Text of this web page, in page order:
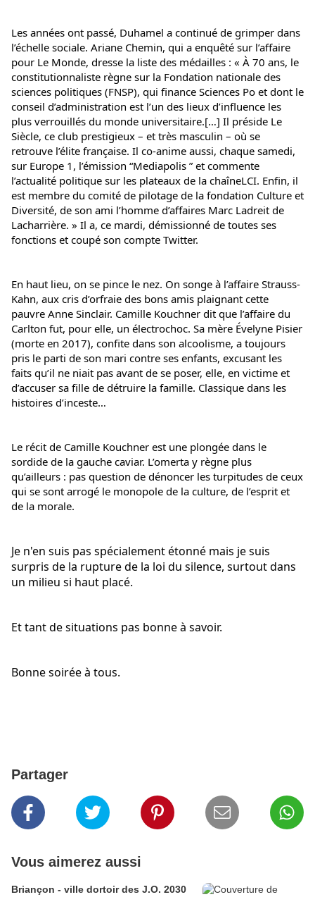
Les années ont passé, Duhamel a continué de grimper dans
l’échelle sociale. Ariane Chemin, qui a enquêté sur l’affaire
pour Le Monde, dresse la liste des médailles : « À 70 ans, le
constitutionnaliste règne sur la Fondation nationale des
sciences politiques (FNSP), qui finance Sciences Po et dont le
conseil d’administration est l’un des lieux d’influence les
plus verrouillés du monde universitaire.[…] Il préside Le
Siècle, ce club prestigieux – et très masculin – où se
retrouve l’élite française. Il co-anime aussi, chaque samedi,
sur Europe 1, l’émission “Mediapolis ” et commente
l’actualité politique sur les plateaux de la chaîneLCI. Enfin, il
est membre du comité de pilotage de la fondation Culture et
Diversité, de son ami l’homme d’affaires Marc Ladreit de
Lacharrière. » Il a, ce mardi, démissionné de toutes ses
fonctions et coupé son compte Twitter.
En haut lieu, on se pince le nez. On songe à l’affaire Strauss-
Kahn, aux cris d’orfraie des bons amis plaignant cette
pauvre Anne Sinclair. Camille Kouchner dit que l’affaire du
Carlton fut, pour elle, un électrochoc. Sa mère Évelyne Pisier
(morte en 2017), confite dans son alcoolisme, a toujours
pris le parti de son mari contre ses enfants, excusant les
faits qu’il ne niait pas avant de se poser, elle, en victime et
d’accuser sa fille de détruire la famille. Classique dans les
histoires d’inceste…
Le récit de Camille Kouchner est une plongée dans le
sordide de la gauche caviar. L’omerta y règne plus
qu’ailleurs : pas question de dénoncer les turpitudes de ceux
qui se sont arrogé le monopole de la culture, de l’esprit et
de la morale.
Je n'en suis pas spécialement étonné mais je suis
surpris de la rupture de la loi du silence, surtout dans
un milieu si haut placé.
Et tant de situations pas bonne à savoir.
Bonne soirée à tous.
Partager
Vous aimerez aussi
Briançon - ville dortoir des J.O. 2030